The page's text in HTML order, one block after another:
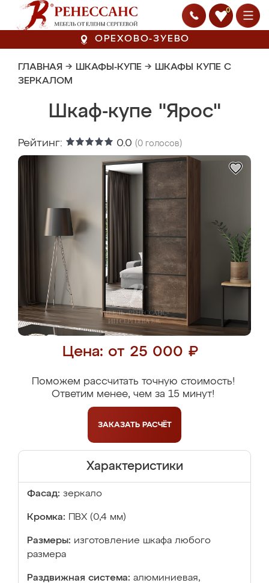
0
ОРЕХОВО-ЗУЕВО
ГЛАВНАЯ → ШКАФЫ-КУПЕ → ШКАФЫ КУПЕ С
ЗЕРКАЛОМ
Шкаф-купе "Ярос"
Рейтинг: 0.0 (0 голосов)
Цена: от 25 000 ₽
Поможем рассчитать точную стоимость!
Ответим менее, чем за 15 минут!
ЗАКАЗАТЬ РАСЧЁТ
Характеристики
Фасад: зеркало
Кромка: ПВХ (0,4 мм)
Размеры: изготовление шкафа любого
размера
Раздвижная система: алюминиевая,